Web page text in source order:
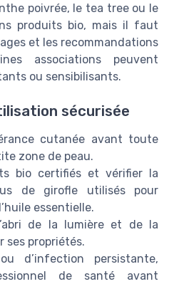
poivrée, le tea tree ou le
produits bio, mais il faut
et les recommandations
associations peuvent
ou sensibilisants.
sécurisée
cutanée avant toute
zone de peau.
bio certifiés et vérifier la
de girofle utilisés pour
essentielle.
de la lumière et de la
ses propriétés.
d’infection persistante,
de santé avant